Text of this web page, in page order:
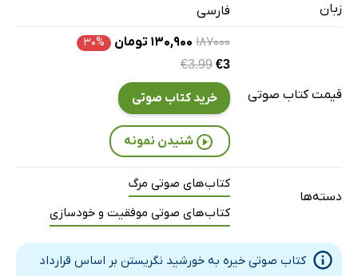
خودافشاگری - صحبت در مورد زندگی خصوصی
بخش شش - آگاهی از مرگ براساس یک خاطره شخصی
رولو می
بخش هفت - نحوه پرداختن به ترس از مرگ - درس‌هایی برای
خودافشاگری درمان‌گر
زبان
فارسی
قیمت کتاب صوتی
۱۸۷۰۰۰ ۱۳۰,۹۰۰ تومان ۳۰%
€3.99 €3
خرید کتاب صوتی
شنیدن نمونه
دسته‌ها
کتاب‌های صوتی مرگ
کتاب‌های صوتی موفقیت و خودسازی
کتاب صوتی خیره به خورشید نگریستن بر اساس قرارداد